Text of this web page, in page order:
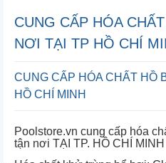
CUNG CẤP HÓA
NƠI TẠI TP HỒ CHÍ
CUNG CẤP HÓA CHẤT HỒ
HỒ CHÍ MINH
Poolstore.vn cung cấp hóa
tận nơi TẠI TP. HỒ CHÍ